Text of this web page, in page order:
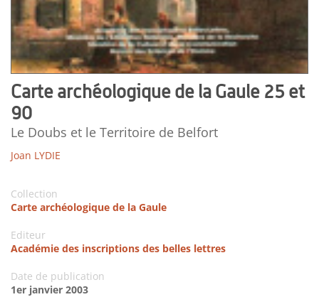
Carte archéologique de la Gaule 25 et
90
Le Doubs et le Territoire de Belfort
Joan LYDIE
Collection
Carte archéologique de la Gaule
Editeur
Académie des inscriptions des belles lettres
Date de publication
1er janvier 2003